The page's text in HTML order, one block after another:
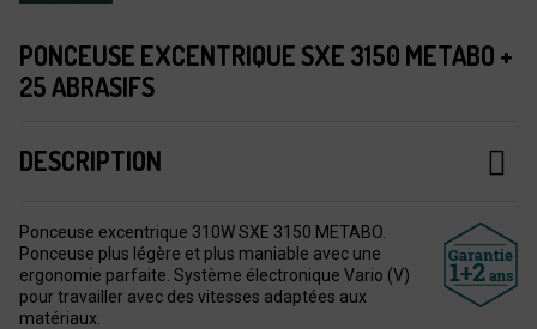
PONCEUSE EXCENTRIQUE SXE 3150 METABO +
25 ABRASIFS
DESCRIPTION
Ponceuse excentrique 310W SXE 3150 METABO.
Ponceuse plus légère et plus maniable avec une
ergonomie parfaite. Système électronique Vario (V)
pour travailler avec des vitesses adaptées aux
matériaux.